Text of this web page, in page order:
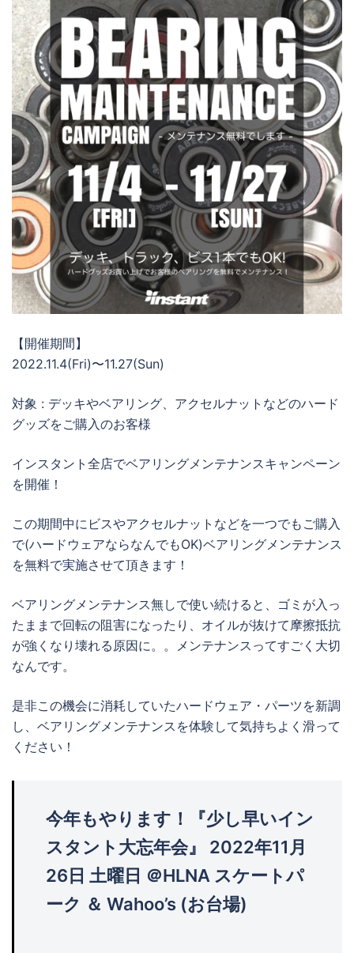
【開催期間】
2022.11.4(Fri)〜11.27(Sun)
対象 : デッキやベアリング、アクセルナットなどのハード
グッズをご購入のお客様
インスタント全店でベアリングメンテナンスキャンペーン
を開催！
この期間中にビスやアクセルナットなどを一つでもご購入
で(ハードウェアならなんでもOK)ベアリングメンテナンス
を無料で実施させて頂きます！
ベアリングメンテナンス無しで使い続けると、ゴミが入っ
たままで回転の阻害になったり、オイルが抜けて摩擦抵抗
が強くなり壊れる原因に。。メンテナンスってすごく大切
なんです。
是非この機会に消耗していたハードウェア・パーツを新調
し、ベアリングメンテナンスを体験して気持ちよく滑って
ください！
今年もやります！『少し早いイン
スタント大忘年会』 2022年11月
26日 土曜日 ＠HLNA スケートパ
ーク ＆ Wahoo’s (お台場)